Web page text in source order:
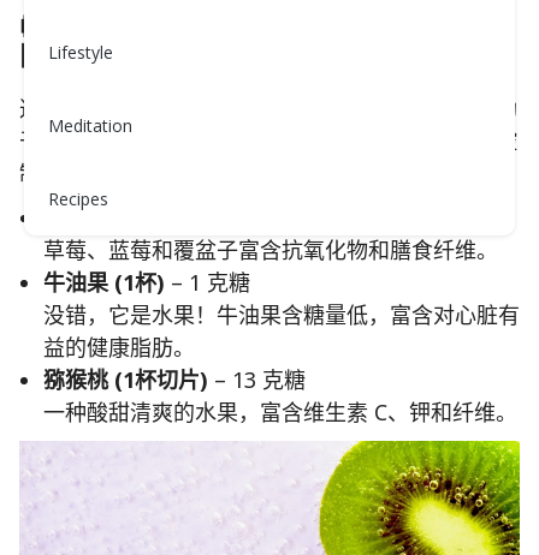
Lifestyle
Meditation
Recipes
🥝 对血糖温和的水果（适合天天
吃）
这些水果富含营养和膳食纤维，消化速度较慢，有助
于保持血糖稳定，同时支持心脏健康并有助于体重控
制。
莓果 (1杯)
草莓、蓝莓和覆盆子富含抗氧化物和膳食纤维。
牛油果 (1杯) – 1 克糖
没错，它是水果！牛油果含糖量低，富含对心脏有
益的健康脂肪。
猕猴桃 (1杯切片) – 13 克糖
一种酸甜清爽的水果，富含维生素 C、钾和纤维。